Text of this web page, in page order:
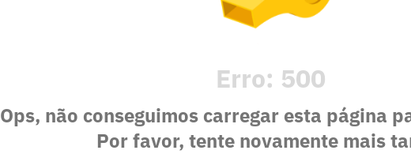
Erro: 500
Ops, não conseguimos carregar esta página
Por favor, tente novamente mais